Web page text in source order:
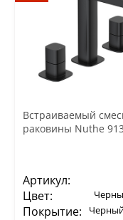
Встраиваемый
раковины Nuthe
Артикул:
Цвет:
Покрытие: